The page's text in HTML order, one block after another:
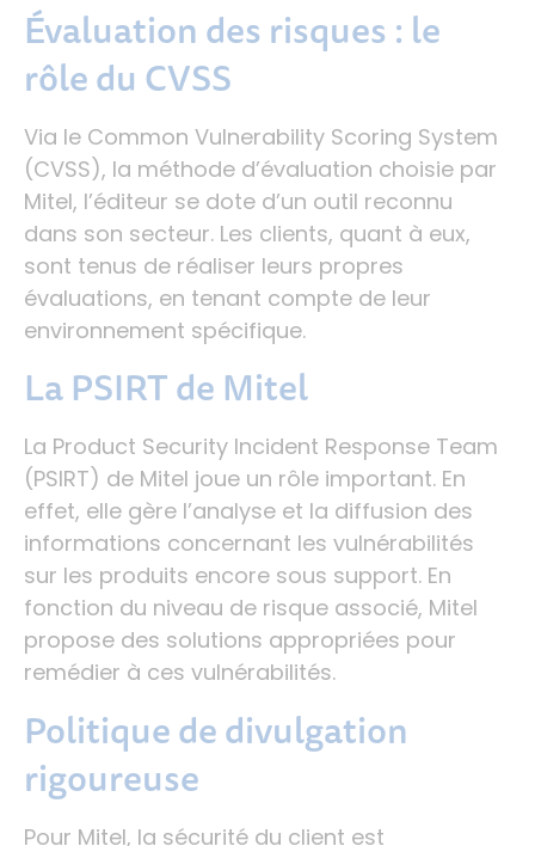
Évaluation des risques : le
rôle du CVSS
Via le Common Vulnerability Scoring System
(CVSS), la méthode d’évaluation choisie par
Mitel, l’éditeur se dote d’un outil reconnu
dans son secteur. Les clients, quant à eux,
sont tenus de réaliser leurs propres
évaluations, en tenant compte de leur
environnement spécifique.
La PSIRT de Mitel
La Product Security Incident Response Team
(PSIRT) de Mitel joue un rôle important. En
effet, elle gère l’analyse et la diffusion des
informations concernant les vulnérabilités
sur les produits encore sous support. En
fonction du niveau de risque associé, Mitel
propose des solutions appropriées pour
remédier à ces vulnérabilités.
Politique de divulgation
rigoureuse
Pour Mitel, la sécurité du client est